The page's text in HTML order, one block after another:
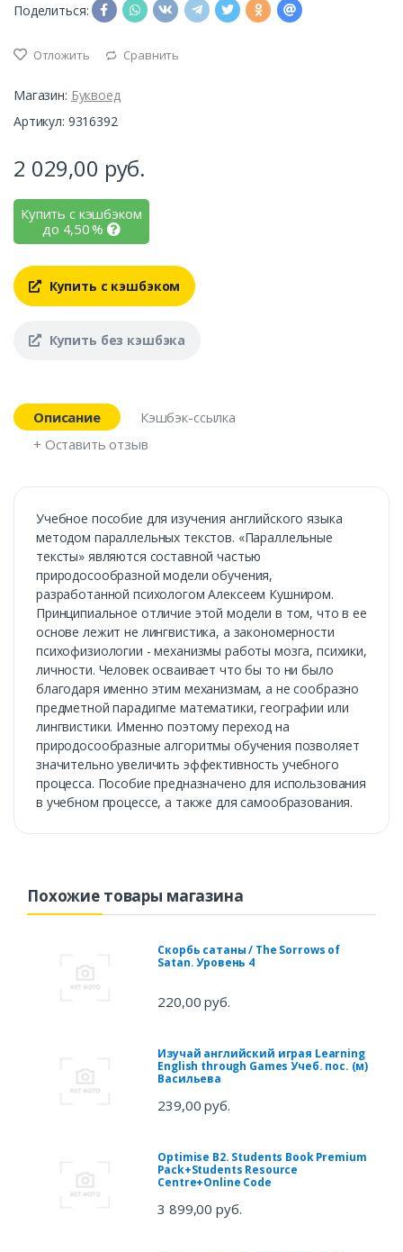
Поделиться:
Отложить Сравнить
Магазин: Буквоед
Артикул: 9316392
2 029,00 руб.
Купить с кэшбэком
до 4,50%
Купить с кэшбэком
Купить без кэшбэка
Описание
Кэшбэк-ссылка
+ Оставить отзыв
Учебное пособие для изучения английского языка
методом параллельных текстов. «Параллельные
тексты» являются составной частью
природосообразной модели обучения,
разработанной психологом Алексеем Кушниром.
Принципиальное отличие этой модели в том, что в ее
основе лежит не лингвистика, а закономерности
психофизиологии - механизмы работы мозга, психики,
личности. Человек осваивает что бы то ни было
благодаря именно этим механизмам, а не сообразно
предметной парадигме математики, географии или
лингвистики. Именно поэтому переход на
природосообразные алгоритмы обучения позволяет
значительно увеличить эффективность учебного
процесса. Пособие предназначено для использования
в учебном процессе, а также для самообразования.
Похожие товары магазина
Скорбь сатаны / The Sorrows of
Satan. Уровень 4
220,00 руб.
Изучай английский играя Learning
English through Games Учеб. пос. (м)
Васильева
239,00 руб.
Optimise B2. Students Book Premium
Pack+Students Resource
Centre+Online Code
3 899,00 руб.